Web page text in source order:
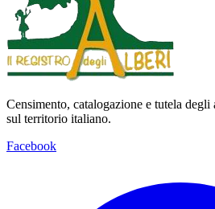
Censimento, catalogazione e tutela
sul territorio italiano.
Facebook